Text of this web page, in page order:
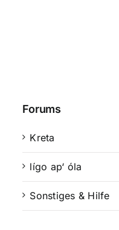
Forums
Kreta
lígo ap‘ óla
Sonstiges & Hilfe